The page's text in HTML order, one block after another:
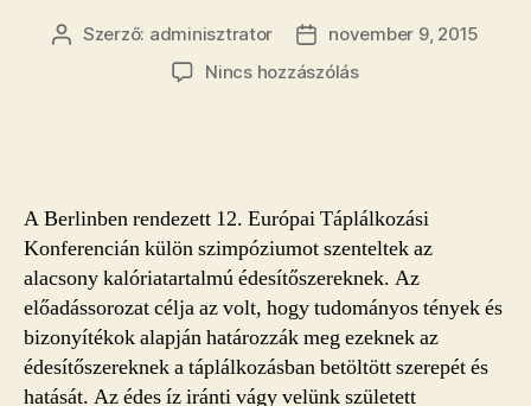
Bejegyzés
Szerző: adminisztrator
Bejegyzés
dátuma
november 9, 2015
Nincs hozzászólása(z)
bejegyzéshez
A Berlinben rendezett 12. Európai Táplálkozási
Konferencián külön szimpóziumot szenteltek az
alacsony kalóriatartalmú édesítőszereknek. Az
előadássorozat célja az volt, hogy tudományos tények és
bizonyítékok alapján határozzák meg ezeknek az
édesítőszereknek a táplálkozásban betöltött szerepét és
hatását. Az édes íz iránti vágy velünk született